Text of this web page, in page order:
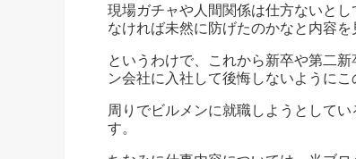
現場ガチャや人間関係は仕方ないと
なければ未然に防げたのかなと内容を
というわけで、これから新卒や第二
ン会社に入社して後悔しないようにこ
周りでビルメンに就職しようとして
す。